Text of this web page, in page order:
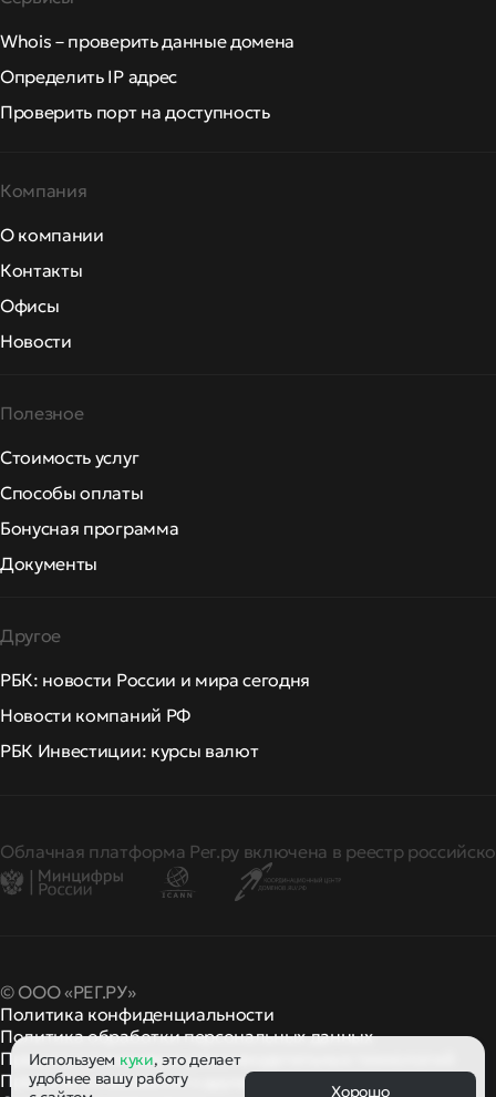
Whois – проверить данные домена
Определить IP адрес
Проверить порт на доступность
Компания
О компании
Контакты
Офисы
Новости
Полезное
Стоимость услуг
Способы оплаты
Бонусная программа
Документы
Другое
РБК: новости России и мира сегодня
Новости компаний РФ
РБК Инвестиции: курсы валют
Облачная платформа Рег.ру включена в реестр
© ООО «РЕГ.РУ»
Политика конфиденциальности
Политика обработки персональных данных
Правила применения рекомендательных технологий
Правила пользованияи другие
правила и политики
Используем куки, это делает
удобнее вашу работу
Хорошо